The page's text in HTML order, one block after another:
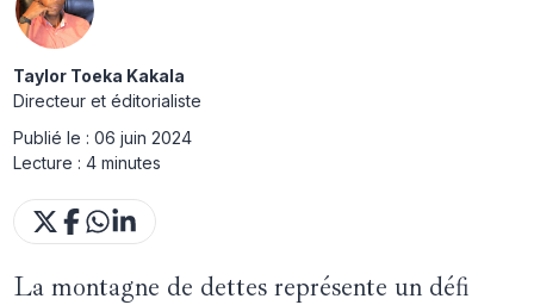
Taylor Toeka Kakala
Directeur et éditorialiste
Publié le :06 juin 2024
Lecture :4 minutes
La montagne de dettes représente un défi